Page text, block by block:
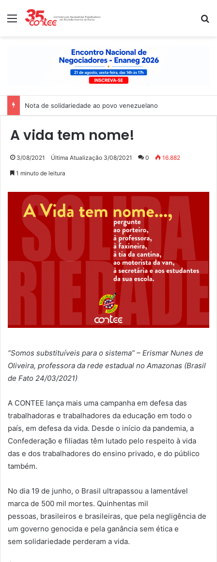
Menu
Nota de solidariedade ao povo venezuelano
A vida tem nome!
3/08/2021 Última Atualização 3/08/2021 0 16.882
1 minuto de leitura
“Somos substituíveis para o sistema” – Erismar Nunes de
Oliveira, professora da rede estadual no Amazonas (Brasil
de Fato 24/03/2021)
A CONTEE lança mais uma campanha em defesa das
trabalhadoras e trabalhadores da educação em todo o
país, em defesa da vida. Desde o início da pandemia, a
Confederação e filiadas têm lutado pelo respeito à vida
das e dos trabalhadores do ensino privado, e do público
também.
No dia 19 de junho, o Brasil ultrapassou a lamentável
marca de 500 mil mortes. Quinhentas mil
pessoas, brasileiros e brasileiras, que pela negligência de
um governo genocida e pela ganância sem ética e
sem solidariedade perderam a vida.